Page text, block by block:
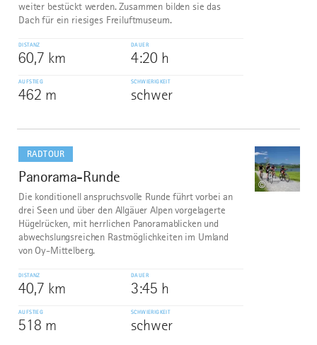
weiter bestückt werden. Zusammen bilden sie das
Dach für ein riesiges Freiluftmuseum.
DISTANZ
60,7 km
DAUER
4:20 h
AUFSTIEG
462 m
SCHWIERIGKEIT
schwer
RADTOUR
10
Panorama-Runde
©
Die konditionell anspruchsvolle Runde führt vorbei an
drei Seen und über den Allgäuer Alpen vorgelagerte
Hügelrücken, mit herrlichen Panoramablicken und
abwechslungsreichen Rastmöglichkeiten im Umland
von Oy-Mittelberg.
DISTANZ
40,7 km
DAUER
3:45 h
AUFSTIEG
518 m
SCHWIERIGKEIT
schwer
dazu